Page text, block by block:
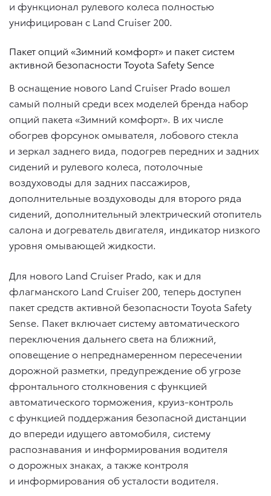
и функционал рулевого колеса полностью
унифицирован с Land Cruiser 200.
Пакет опций «Зимний комфорт» и пакет систем
активной безопасности Toyota Safety Sence
В оснащение нового Land Cruiser Prado вошел
самый полный среди всех моделей бренда набор
опций пакета «Зимний комфорт». В их числе
обогрев форсунок омывателя, лобового стекла
и зеркал заднего вида, подогрев передних и задних
сидений и рулевого колеса, потолочные
воздуховоды для задних пассажиров,
дополнительные воздуховоды для второго ряда
сидений, дополнительный электрический отопитель
салона и догреватель двигателя, индикатор низкого
уровня омывающей жидкости.
Для нового Land Cruiser Prado, как и для
флагманского Land Cruiser 200, теперь доступен
пакет средств активной безопасности Toyota Safety
Sense. Пакет включает систему автоматического
переключения дальнего света на ближний,
оповещение о непреднамеренном пересечении
дорожной разметки, предупреждение об угрозе
фронтального столкновения с функцией
автоматического торможения, круиз-контроль
с функцией поддержания безопасной дистанции
до впереди идущего автомобиля, систему
распознавания и информирования водителя
о дорожных знаках, а также контроля
и информирования об усталости водителя.